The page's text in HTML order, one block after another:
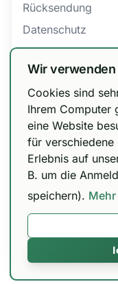
Rücksendung
Datenschutz
Barrierefreiheit
AGB
Bestellung
Mit 🌱 in
Wir haben
angepasst!
DHL Paket 6,99
11,99 € /
Wir verwenden
Cookies sind
Ihrem Computer
eine Website
für verschiedene
Erlebnis auf
B. um die
speichern).